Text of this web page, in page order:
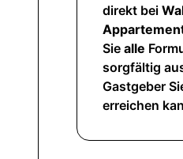
direkt bei
Sie alle
sorgfältig
Gastgeber
erreichen